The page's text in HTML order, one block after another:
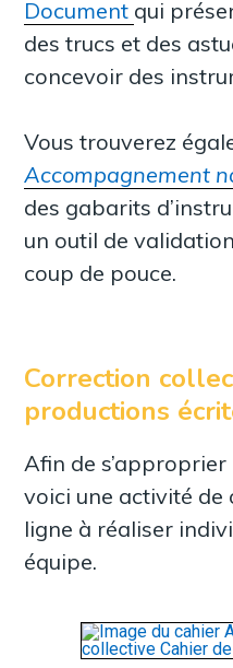
Document qui
des trucs et des
concevoir des
Vous trouverez
Accompagnement
des gabarits
un outil de
coup de pouce.
Correction
productions
Afin de
voici une activité de
ligne à réaliser
équipe.